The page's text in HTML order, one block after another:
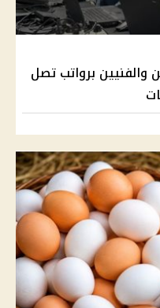
برواتب تصل